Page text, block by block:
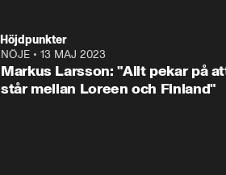
Höjdpunkter
NÖJE • 13 MAJ 2023
Markus Larsson: "Allt pekar på
står mellan Loreen och Finland"